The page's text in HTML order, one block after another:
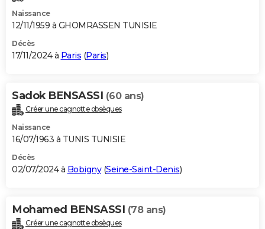
Dictionnaire
Biographies
Citations
Expressions
Proverbes
PROGRAMME TV
S'inscrire
Se connecter
Lycées
Collèges
Primaires
Universités
Entreprises
Service militaire
Avis de recherche
AVIS DE DÉCÈS
Bricolage
Lifestyle
Culture
Sport
Auto
Television
Voyage
Cinema
Naissance
12/11/1959 à GHOMRASSEN TUNISIE
Décès
17/11/2024 à Paris (Paris)
Sadok BENSASSI (60 ans)
Créer une cagnotte obsèques
Naissance
16/07/1963 à TUNIS TUNISIE
Décès
02/07/2024 à Bobigny(Seine-Saint-Denis)
Mohamed BENSASSI (78 ans)
Créer une cagnotte obsèques